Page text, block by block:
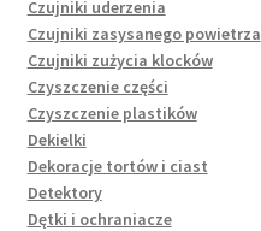
Czujniki uderzenia
Czujniki zasysanego powietrza
Czujniki zużycia klocków
Czyszczenie części
Czyszczenie plastików
Dekielki
Dekoracje tortów i ciast
Detektory
Dętki i ochraniacze